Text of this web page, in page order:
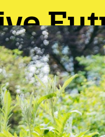
pour les
R&D culturel